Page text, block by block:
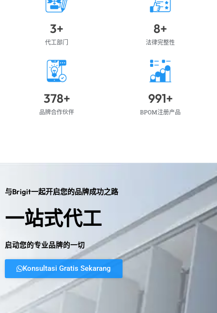
代工部门
3+
法律完整性
8+
品牌合作伙伴
378+
BPOM注册产品
991+
与Brigit一起开启您的品牌成功之路
一站式代工
启动您的专业品牌的一切
Konsultasi Gratis Sekarang